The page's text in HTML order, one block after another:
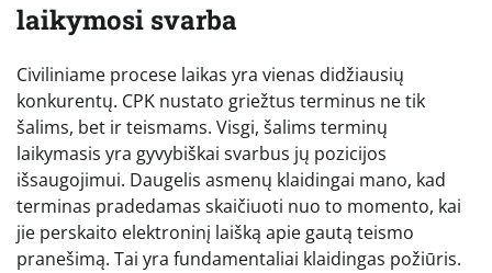
laikymosi svarba
Civiliniame procese laikas yra vienas didžiausių
konkurentų. CPK nustato griežtus terminus ne tik
šalims, bet ir teismams. Visgi, šalims terminų
laikymasis yra gyvybiškai svarbus jų pozicijos
išsaugojimui. Daugelis asmenų klaidingai mano, kad
terminas pradedamas skaičiuoti nuo to momento, kai
jie perskaito elektroninį laišką apie gautą teismo
pranešimą. Tai yra fundamentaliai klaidingas požiūris.